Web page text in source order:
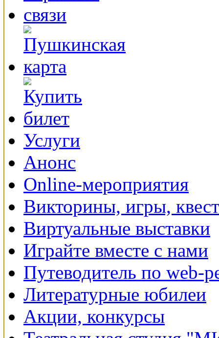
Услуги
Анонс
Online-мероприятия
Викторины, игры,
Виртуальные выставки
Играйте вместе с нами
Путеводитель по web-
Литературные юбилеи
Акции, конкурсы